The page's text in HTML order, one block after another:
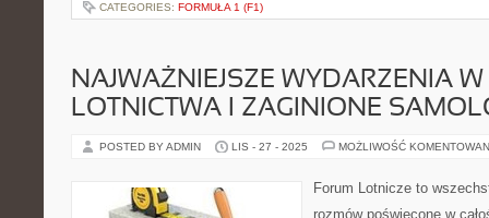
CATEGORIES: FORMUŁA 1 (F1)
NAJWAŻNIEJSZE WYDARZENIA
LOTNICTWA I ZAGINIONE
POSTED BY ADMIN LIS - 27 - 2025 MOŻLIWOŚĆ
Forum Lotnicze to
rozmów poświęcone w